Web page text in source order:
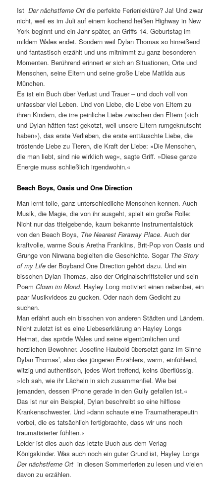
IstDer nächstferne Ort die perfekte Ferienlektüre? Ja! Und zwar
nicht, weil es im Juli auf einem kochend heißen Highway in New
York beginnt und ein Jahr später, an Griffs 14. Geburtstag im
mildem Wales endet. Sondern weil Dylan Thomas so hinreißend
und fantastisch erzählt und uns mitnimmt zu ganz besonderen
Momenten. Berührend erinnert er sich an Situationen, Orte und
Menschen, seine Eltern und seine große Liebe Matilda aus
München.
Es ist ein Buch über Verlust und Trauer – und doch voll von
unfassbar viel Leben. Und von Liebe, die Liebe von Eltern zu
ihren Kindern, die irre peinliche Liebe zwischen den Eltern (»ich
und Dylan hätten fast gekotzt, weil unsere Eltern rumgeknutscht
haben«), das erste Verlieben, die erste enttäuschte Liebe, die
tröstende Liebe zu Tieren, die Kraft der Liebe: »Die Menschen,
die man liebt, sind nie wirklich weg«, sagte Griff. »Diese ganze
Energie muss schließlich irgendwohin.«
Beach Boys, Oasis und One Direction
Man lernt tolle, ganz unterschiedliche Menschen kennen. Auch
Musik, die Magie, die von ihr ausgeht, spielt ein große Rolle:
Nicht nur das titelgebende, kaum bekannte Instrumentalstück
von den Beach Boys, The Nearest Faraway Place. Auch der
kraftvolle, warme Souls Aretha Franklins, Brit-Pop von Oasis und
Grunge von Nirwana begleiten die Geschichte. Sogar The Story
of my Life der Boyband One Direction gehört dazu. Und ein
bisschen Dylan Thomas, also der Originalschriftsteller und sein
PoemClown im Mond. Hayley Long motiviert einen nebenbei, ein
paar Musikvideos zu gucken. Oder nach dem Gedicht zu
suchen.
Man erfährt auch ein bisschen von anderen Städten und Ländern.
Nicht zuletzt ist es eine Liebeserklärung an Hayley Longs
Heimat, das spröde Wales und seine eigentümlichen und
herzlichen Bewohner. Josefine Haubold übersetzt ganz im Sinne
Dylan Thomas’, also des jüngeren Erzählers, warm, einfühlend,
witzig und authentisch, jedes Wort treffend, keins überflüssig.
»Ich sah, wie ihr Lächeln in sich zusammenfiel. Wie bei
jemanden, dessen iPhone gerade in den Gully gefallen ist.«
Das ist nur ein Beispiel, Dylan beschreibt so eine hilflose
Krankenschwester. Und »dann schaute eine Traumatherapeutin
vorbei, die es tatsächlich fertigbrachte, dass wir uns noch
traumatisierter fühlten.«
Leider ist dies auch das letzte Buch aus dem Verlag
Königskinder. Was auch noch ein guter Grund ist, Hayley Longs
Der nächstferne Ort in diesen Sommerferien zu lesen und vielen
davon zu erzählen.